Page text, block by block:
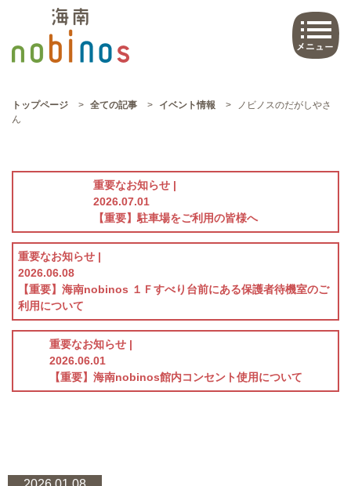
トップページ > 全ての記事 > イベント情報 >
ノビノスのだがしやさ
ん
重要なお知らせ |
2026.07.01
【重要】駐車場をご利用の皆様へ
重要なお知らせ |
2026.06.08
【重要】海南nobinos １Ｆすべり台前にある保護者待機室のご
利用について
重要なお知らせ |
2026.06.01
【重要】海南nobinos館内コンセント使用について